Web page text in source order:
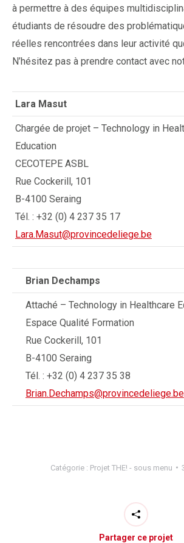
à permettre à des équipes
étudiants de résoudre des
réelles rencontrées dans leur activité
N’hésitez pas à prendre contact avec
Lara Masut
Chargée de projet – Technology in
Education
CECOTEPE ASBL
Rue Cockerill, 101
B-4100 Seraing
Tél. : +32 (0) 4 237 35 17
Lara.Masut@provincedeliege.be
Brian Dechamps
Attaché – Technology in Healthcare
Espace Qualité Formation
Rue Cockerill, 101
B-4100 Seraing
Tél. : +32 (0) 4 237 35 38
Brian.Dechamps@provincedeliege.be
Catégorie : Projet THE! - sous menu
Partager ce projet